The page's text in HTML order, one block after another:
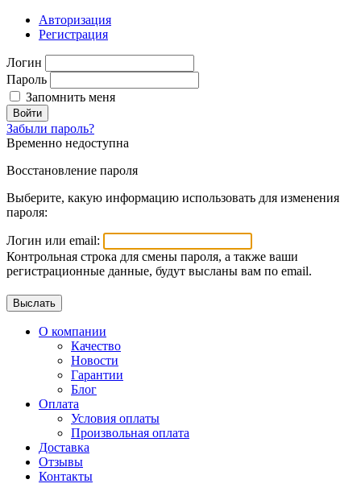
Авторизация
Регистрация
Логин
Пароль
Запомнить меня
Войти
Забыли пароль?
Временно недоступна
Восстановление пароля
Выберите, какую информацию использовать для изменения
пароля:
Логин или email:
Контрольная строка для смены пароля, а также ваши
регистрационные данные, будут высланы вам по email.
О компании
Качество
Новости
Гарантии
Блог
Оплата
Условия оплаты
Произвольная оплата
Доставка
Отзывы
Контакты